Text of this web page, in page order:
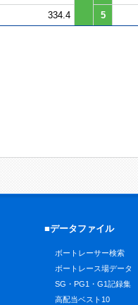
334.4 5
■データファイル
ボートレーサー検索
ボートレース場データ
SG・PG1・G1記録集
高配当ベスト10